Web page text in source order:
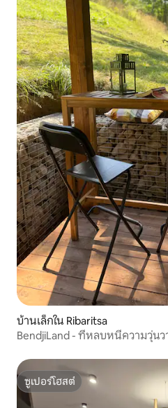
บ้านเล็กใน Ribaritsa
BendjiLand - ที่หลบหนีความวุ่น
ซูเปอร์โฮสต์
ซูเปอร์โฮสต์